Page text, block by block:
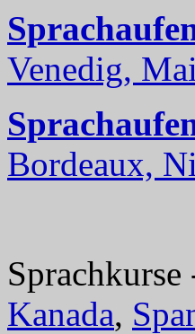
Venedig,
Bordeaux,
Kanada,